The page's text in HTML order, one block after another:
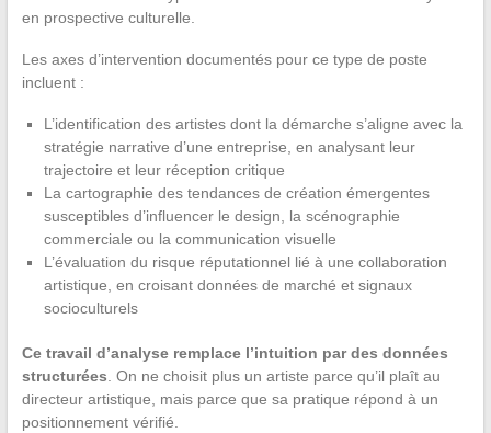
en prospective culturelle.
Les axes d’intervention documentés pour ce type de poste
incluent :
L’identification des artistes dont la démarche s’aligne avec la
stratégie narrative d’une entreprise, en analysant leur
trajectoire et leur réception critique
La cartographie des tendances de création émergentes
susceptibles d’influencer le design, la scénographie
commerciale ou la communication visuelle
L’évaluation du risque réputationnel lié à une collaboration
artistique, en croisant données de marché et signaux
socioculturels
Ce travail d’analyse remplace l’intuition par des données
structurées . On ne choisit plus un artiste parce qu’il plaît au
directeur artistique, mais parce que sa pratique répond à un
positionnement vérifié.